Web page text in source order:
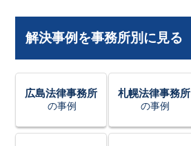
解決事例を事務所別に見る
広島法律事務所
の事例
札幌法律事務所
の事例